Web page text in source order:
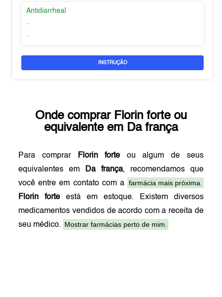
Antidiarrheal
-
-
INSTRUÇÃO
Onde comprar Florin forteou
equivalente em Da frança
Para comprar Florin forte ou algum de seus
equivalentes em
Da frança, recomendamos que
você entre em contato com a farmácia mais próxima.
Florin forte está em estoque. Existem diversos
medicamentos vendidos de acordo com a receita de
seu médico. Mostrar farmácias perto de mim.